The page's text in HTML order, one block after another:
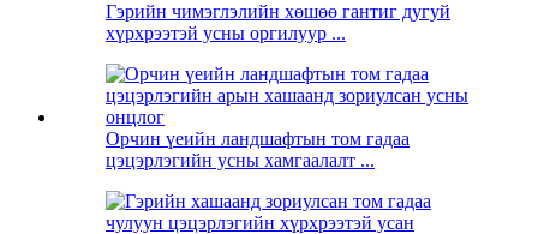
Гэрийн чимэглэлийн хөшөө гантиг дугуй
хүрхрээтэй усны оргилуур ...
Орчин үеийн ландшафтын том гадаа
цэцэрлэгийн усны хамгаалалт ...